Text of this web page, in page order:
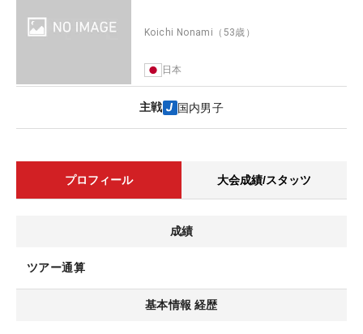
Koichi Nonami （53歳）
日本
主戦 国内男子
プロフィール 大会成績/スタッツ
成績
ツアー通算
基本情報 経歴